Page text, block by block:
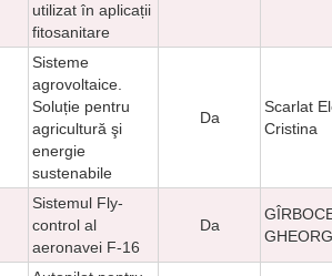
utilizat în aplicații
fitosanitare
Sisteme
agrovoltaice.
Soluție pentru
agricultură şi
energie
sustenabile
Da
Scarlat
Cristina
Sistemul Fly-
control al
aeronavei F-16
Da